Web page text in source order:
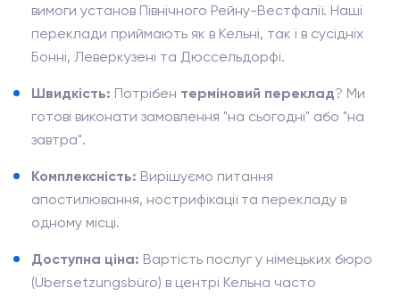
вимоги установ Північного Рейну-Вестфалії. Наші
переклади приймають як в Кельні, так і в сусідніх
Бонні, Леверкузені та Дюссельдорфі.
Швидкість: Потрібен терміновий переклад? Ми
готові виконати замовлення "на сьогодні" або "на
завтра".
Комплексність: Вирішуємо питання
апостилювання, нострифікації та перекладу в
одному місці.
Доступна ціна: Вартість послуг у німецьких бюро
(Übersetzungsbüro) в центрі Кельна часто